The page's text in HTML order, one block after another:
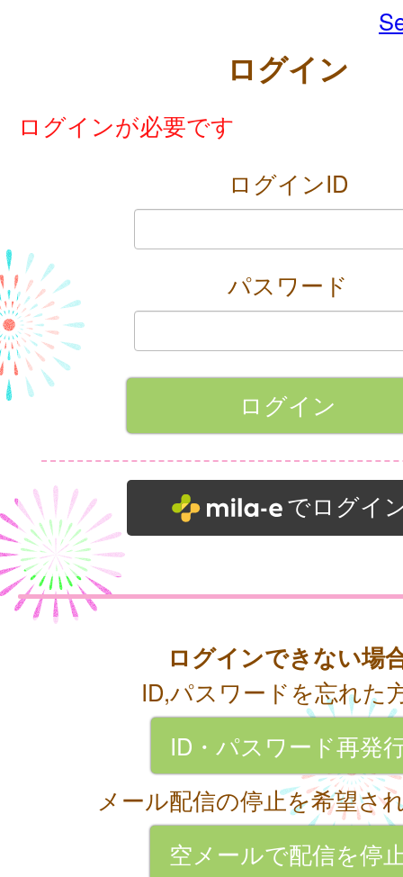
ログイン
ログインが必要です
ログインID
パスワード
でログイ
ログインできない場
ID,パスワードを忘れた
ID・パスワード再発
メール配信の停止を希望さ
空メールで配信を停